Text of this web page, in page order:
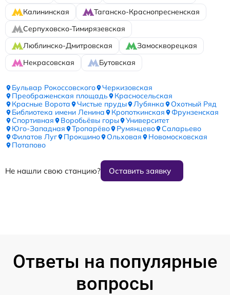
Калининская
Таганско-Краснопресненская
Серпуховско-Тимирязевская
Люблинско-Дмитровская
Замоскворецкая
Некрасовская
Бутовская
Бульвар Рокоссовского
Черкизовская
Преображенская площадь
Красносельская
Красные Ворота
Чистые пруды Лубянка
Охотный Ряд
Библиотека имени Ленина
Кропоткинская
Фрунзенская
Спортивная
Воробьёвы горы
Университет
Юго-Западная
Тропарёво Румянцево
Саларьево
Филатов Луг
Прокшино Ольховая
Новомосковская
Потапово
Не нашли свою станцию? Оставить заявку
Ответы на популярные
вопросы